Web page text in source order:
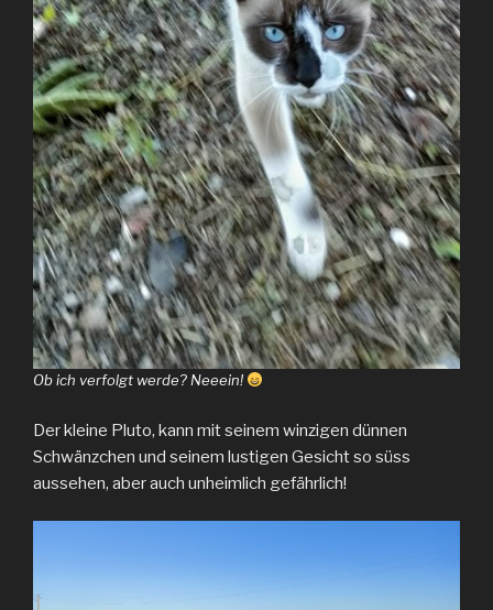
Ob ich verfolgt werde? Neeein!
Der kleine Pluto, kann mit seinem winzigen dünnen
Schwänzchen und seinem lustigen Gesicht so süss
aussehen, aber auch unheimlich gefährlich!